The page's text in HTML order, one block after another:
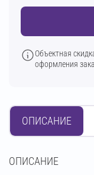
Объектная
оформления
ОПИСАНИЕ
OПИСАНИЕ